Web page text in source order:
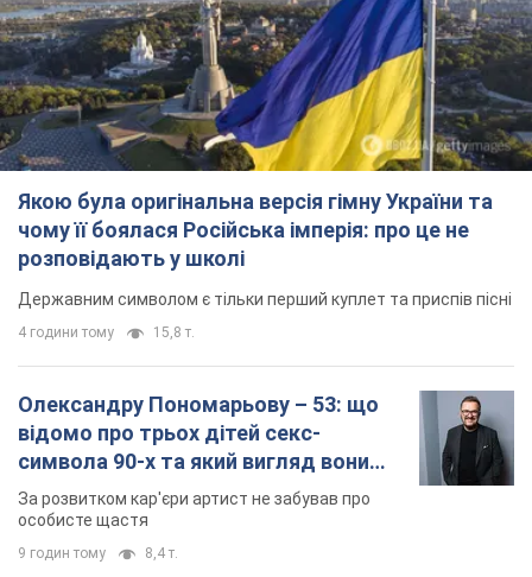
Якою була оригінальна версія гімну України та
чому її боялася Російська імперія: про це не
розповідають у школі
Державним символом є тільки перший куплет та приспів пісні
4 години тому 15,8 т.
Олександру Пономарьову – 53: що
відомо про трьох дітей секс-
символа 90-х та який вигляд вони
мають
За розвитком кар'єри артист не забував про
особисте щастя
9 годин тому 8,4 т.